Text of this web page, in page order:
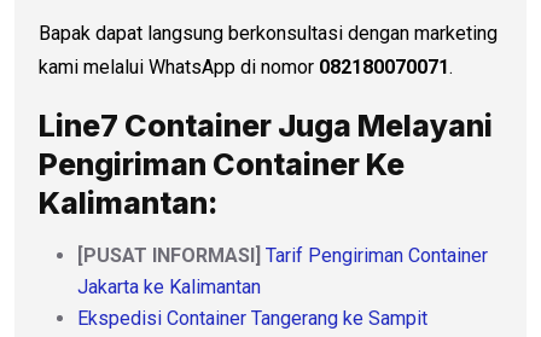
Bapak dapat langsung berkonsultasi dengan marketing
kami melalui WhatsApp di nomor 082180070071.
Line7 Container Juga Melayani
Pengiriman Container Ke
Kalimantan:
[PUSAT INFORMASI]
Tarif Pengiriman Container
Jakarta ke Kalimantan
Ekspedisi Container Tangerang ke Sampit